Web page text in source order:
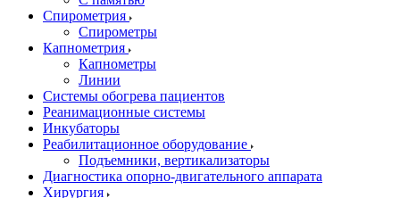
Спирометрия
Спирометры
Капнометрия
Капнометры
Линии
Системы обогрева пациентов
Реанимационные системы
Инкубаторы
Реабилитационное оборудование
Подъемники, вертикализаторы
Диагностика опорно-двигательного аппарата
Хирургия